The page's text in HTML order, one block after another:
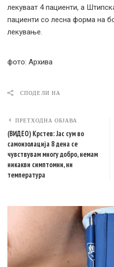
лекуваат 4 пациенти, а
пациенти со лесна форма на
лекување.
фото: Архива
СПОДЕЛИ НА
ПРЕТХОДНА ОБЈАВА
(ВИДЕО) Крстев: Јас сум во
самоизолација 8 дена се
чувствувам многу добро, немам
никакви симптомни, ни
температура